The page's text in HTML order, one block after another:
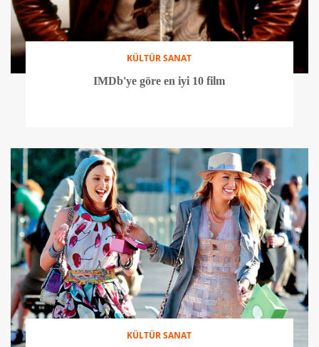
KÜLTÜR SANAT
IMDb'ye göre en iyi 10 film
KÜLTÜR SANAT